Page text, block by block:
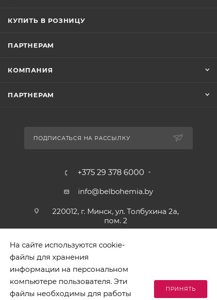
КУПИТЬ В РОЗНИЦУ
ПАРТНЕРАМ
КОМПАНИЯ
ПАРТНЕРАМ
ПОДПИСАТЬСЯ НА РАССЫЛКУ
+375 29 378 6000
info@belbohemia.by
220012, г. Минск, ул. Толбухина 2а,
пом. 2
2026 © БЕЛБОГЕМИЯ (c). Оптовая торговля посудой и
На сайте используются cookie-
файлы для хранения
информации на персональном
компьютере пользователя. Эти
файлы необходимы для работы
ПРИНЯТЬ